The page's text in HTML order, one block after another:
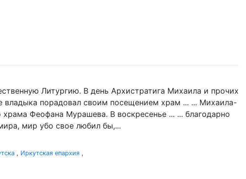
Литургию. В день Архистратига Михаила и прочих
владыка порадовал своим посещением храм ... ... Михаила-
храма Феофана Мурашева. В воскресенье ... ... благодарно
мир убо свое любил бы,...
, Иркутская епархия ,